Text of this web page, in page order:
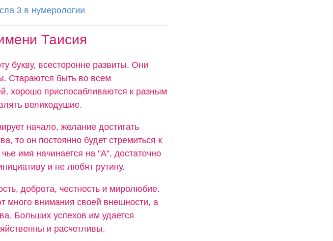
3 в нумерологии
Таисия
букву, всесторонне развиты. Они
Стараются быть во всем
хорошо приспосабливаются к разным
великодушие.
начало, желание достигать
то он постоянно будет стремиться к
имя начинается на "А", достаточно
и не любят рутину.
доброта, честность и миролюбие.
много внимания своей внешности, а
Больших успехов им удается
и расчетливы.